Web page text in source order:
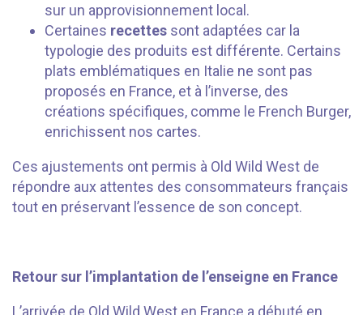
sur un approvisionnement local.
Certaines recettes sont adaptées car la
typologie des produits est différente. Certains
plats emblématiques en Italie ne sont pas
proposés en France, et à l’inverse, des
créations spécifiques, comme le French Burger,
enrichissent nos cartes.
Ces ajustements ont permis à Old Wild West de
répondre aux attentes des consommateurs français
tout en préservant l’essence de son concept.
Retour sur l’implantation de l’enseigne en France
L’arrivée de Old Wild West en France a débuté en